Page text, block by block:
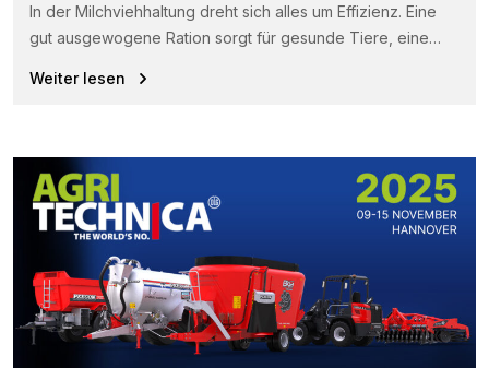
In der Milchviehhaltung dreht sich alles um Effizienz. Eine
gut ausgewogene Ration sorgt für gesunde Tiere, eine
Weiter lesen